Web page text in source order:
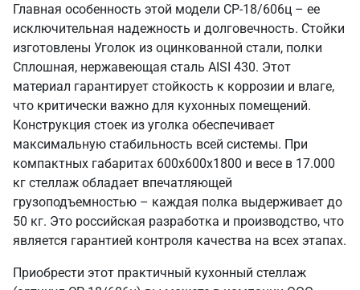
Главная особенность этой модели СР-18/606ц – ее
исключительная надежность и долговечность. Стойки
изготовлены Уголок из оцинкованной стали, полки
Сплошная, нержавеющая сталь AISI 430. Этот
материал гарантирует стойкость к коррозии и влаге,
что критически важно для кухонных помещений.
Конструкция стоек из уголка обеспечивает
максимальную стабильность всей системы. При
компактных габаритах 600х600х1800 и весе в 17.000
кг стеллаж обладает впечатляющей
грузоподъемностью – каждая полка выдерживает до
50 кг. Это российская разработка и производство, что
является гарантией контроля качества на всех этапах.
Приобрести этот практичный кухонный стеллаж